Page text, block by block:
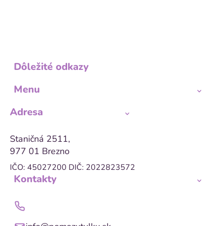
Dôležité odkazy
Menu
Adresa
Staničná 2511,
977 01 Brezno
IČO: 45027200 DIČ: 2022823572
Kontakty